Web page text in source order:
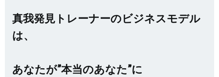
真我発見トレーナーのビジネスモデル
は、
あなたが”本当のあなた”に